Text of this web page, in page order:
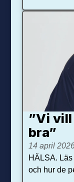
”Vi
bra”
14 april
HÄLSA.
och hur de